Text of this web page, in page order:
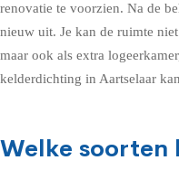
renovatie te voorzien. Na de
nieuw uit. Je kan de ruimte
maar ook als extra
kelderdichting in Aartselaar
Welke